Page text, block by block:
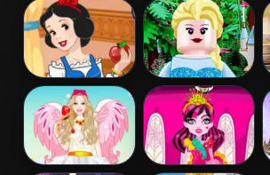
Barbie
Mermaid
Princess
Couples New
Year Party
Snow White
Patchwork
Dress
Lego Princesses